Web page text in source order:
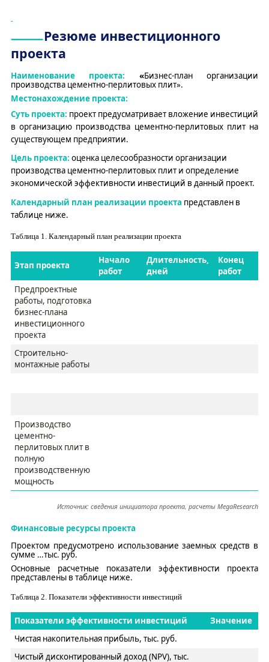
Резюме инвестиционного
проекта
Наименование проекта: «Бизнес-план организации
производства цементно-перлитовых плит».
Местонахождение проекта:
Суть проекта: проект предусматривает вложение инвестиций
ворганизацию производства цементно-перлитовых плитна
существующем предприятии.
Цель проекта: оценка целесообразности организации
производства цементно-перлитовых плит и определение
экономической эффективности инвестиций в данный проект.
Календарный план реализации проекта представлен в
таблице ниже.
Таблица 1 . Календарный план реализации проекта
Этап проекта
Начало
работ
Длительность,
дней
Конец
работ
Предпроектные
работы, подготовка
бизнес-плана
инвестиционного
проекта
Строительно-
монтажные работы
Производство
цементно-
перлитовых плит в
полную
производственную
мощность
Источник: сведения инициатора проекта, расчеты MegaResearch
Финансовые ресурсы проекта
Проектом предусмотрено использованиезаемных средств в
сумме …тыс.руб.
Основные расчетные показатели эффективности проекта
представлены в таблице ниже.
Таблица 2 . Показатели эффективности инвестиций
Показатели эффективности инвестиций
Значение
Чистая накопительная прибыль, тыс. руб.
Чистый дисконтированный доход (NPV), тыс.